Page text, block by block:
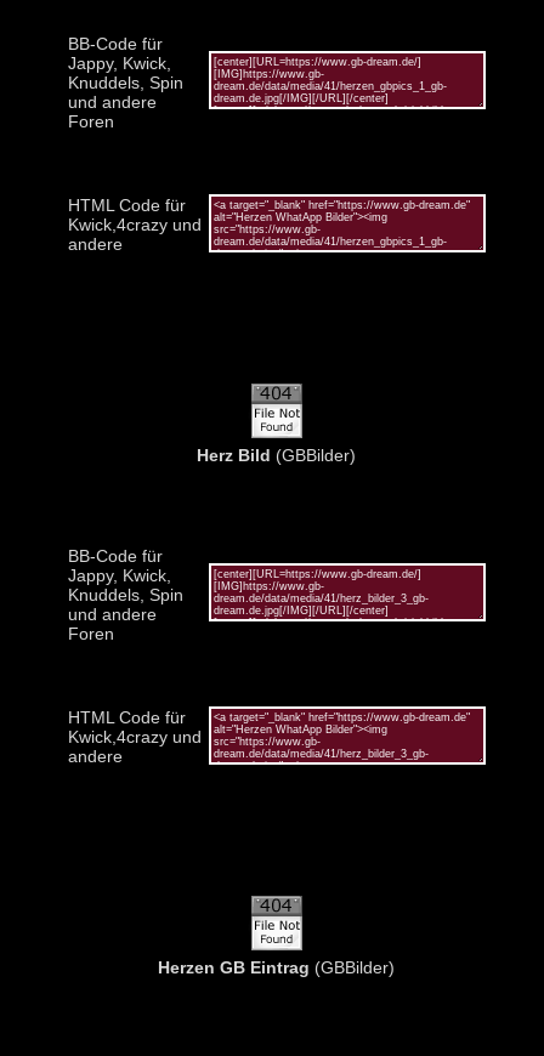
BB-Code für
Jappy, Kwick,
Knuddels, Spin
und andere
Foren
HTML Code für
Kwick,4crazy und
andere
Herz Bild (GBBilder)
BB-Code für
Jappy, Kwick,
Knuddels, Spin
und andere
Foren
HTML Code für
Kwick,4crazy und
andere
Herzen GB Eintrag (GBBilder)